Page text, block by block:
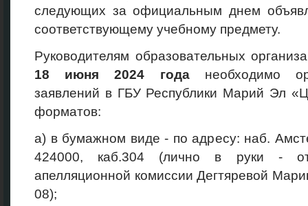
следующих за официальным днем
соответствующему учебному предмету.
Руководителям образовательных
18
июня 2024 годанеобходимо
заявлений в ГБУ Республики Марий Эл
форматов:
а) в бумажном виде - по адресу: наб.
424000, каб.304 (лично в руки -
апелляционной комиссии Дегтяревой
08);